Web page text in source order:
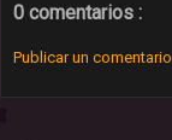
0 comentarios :
Publicar un comentario